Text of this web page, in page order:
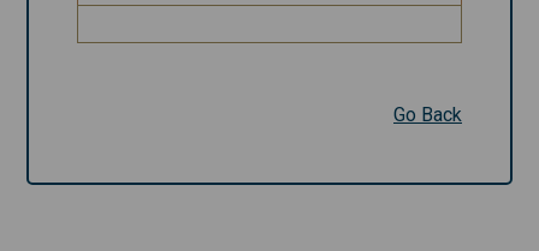
Go Back